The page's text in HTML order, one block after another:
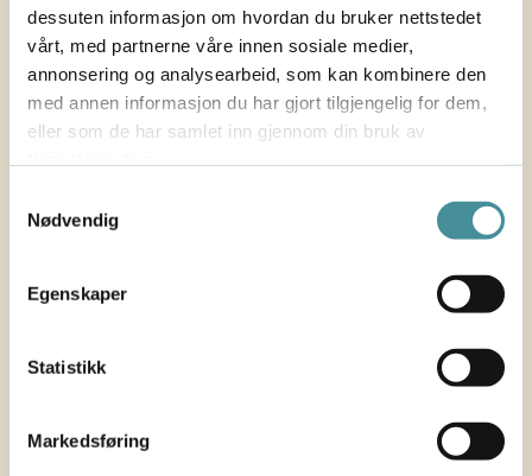
dessuten informasjon om hvordan du bruker nettstedet
vårt, med partnerne våre innen sosiale medier,
annonsering og analysearbeid, som kan kombinere den
med annen informasjon du har gjort tilgjengelig for dem,
eller som de har samlet inn gjennom din bruk av
Nødvendig
Egenskaper
Statistikk
Markedsføring
EN-TIL-EN
Passer for deg som vil ha personlig oppfølging for å